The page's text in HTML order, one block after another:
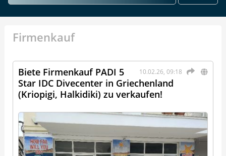
Firmenkauf
10.02.26, 09:18
Biete Firmenkauf PADI 5
Star IDC Divecenter in Griechenland
(Kriopigi, Halkidiki) zu verkaufen!